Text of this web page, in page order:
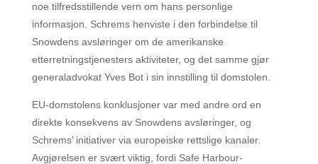
noe tilfredsstillende vern om hans personlige
informasjon. Schrems henviste i den forbindelse til
Snowdens avsløringer om de amerikanske
etterretningstjenesters aktiviteter, og det samme gjør
generaladvokat Yves Bot i sin innstilling til domstolen.
EU-domstolens konklusjoner var med andre ord en
direkte konsekvens av Snowdens avsløringer, og
Schrems’ initiativer via europeiske rettslige kanaler.
Avgjørelsen er svært viktig, fordi Safe Harbour-